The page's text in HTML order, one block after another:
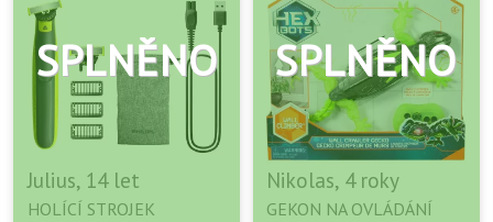
Julius, 14 let
HOLÍCÍ STROJEK
Nikolas, 4 roky
GEKON NA OVLÁDÁNÍ